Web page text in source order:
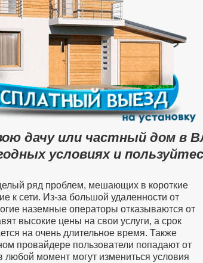
дачу или частный дом в
условиях и
ряд проблем, мешающих в короткие
к сети. Из-за большой удаленности от
наземные операторы отказываются от
высокие цены на свои услуги, а срок
на очень длительное время. Также
провайдере пользователи попадают от
любой момент могут измениться условия